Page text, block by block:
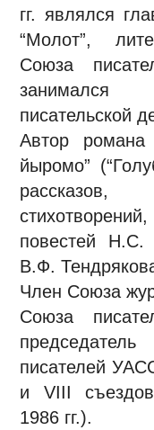
гг. являлся
“Молот”,
Союза
занимался
писательской
Автор
йыромо”
повестей
В.Ф.
Член Союза
Союза
писателей
и VIII
1986 гг.).